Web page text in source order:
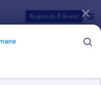
Registrati. È Gratis!